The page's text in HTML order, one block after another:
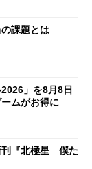
課題とは
」を8月8日
ムがお得に
刊『北極星 僕た